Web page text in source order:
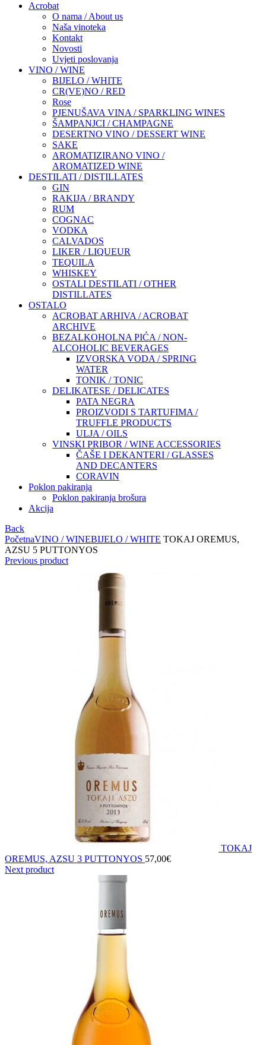
Acrobat
O nama / About us
Naša vinoteka
Kontakt
Novosti
Uvjeti poslovanja
VINO / WINE
BIJELO / WHITE
CR(VE)NO / RED
Rose
PJENUŠAVA VINA / SPARKLING WINES
ŠAMPANJCI / CHAMPAGNE
DESERTNO VINO / DESSERT WINE
SAKE
AROMATIZIRANO VINO /
AROMATIZED WINE
DESTILATI / DISTILLATES
GIN
RAKIJA / BRANDY
RUM
COGNAC
VODKA
CALVADOS
LIKER / LIQUEUR
TEQUILA
WHISKEY
OSTALI DESTILATI / OTHER
DISTILLATES
OSTALO
ACROBAT ARHIVA / ACROBAT
ARCHIVE
BEZALKOHOLNA PIĆA / NON-
ALCOHOLIC BEVERAGES
IZVORSKA VODA / SPRING
WATER
TONIK / TONIC
DELIKATESE / DELICATES
PATA NEGRA
PROIZVODI S TARTUFIMA /
TRUFFLE PRODUCTS
ULJA / OILS
VINSKI PRIBOR / WINE ACCESSORIES
ČAŠE I DEKANTERI / GLASSES
AND DECANTERS
CORAVIN
Poklon pakiranja
Poklon pakiranja brošura
Akcija
Back
PočetnaVINO / WINEBIJELO / WHITE TOKAJ OREMUS,
AZSU 5 PUTTONYOS
Previous product
TOKAJ
OREMUS, AZSU 3 PUTTONYOS 57,00€
Next product